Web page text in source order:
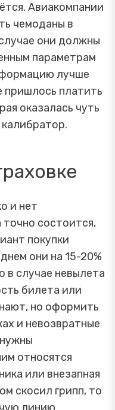
Авиакомпании
чемоданы в
они должны
параметрам
лучше
пришлось платить
оказалась чуть
и нет
состоится,
покупки
они на 15-20%
в случае невылета
билета или
но оформить
и невозвратные
относятся
или внезапная
скосил грипп, то